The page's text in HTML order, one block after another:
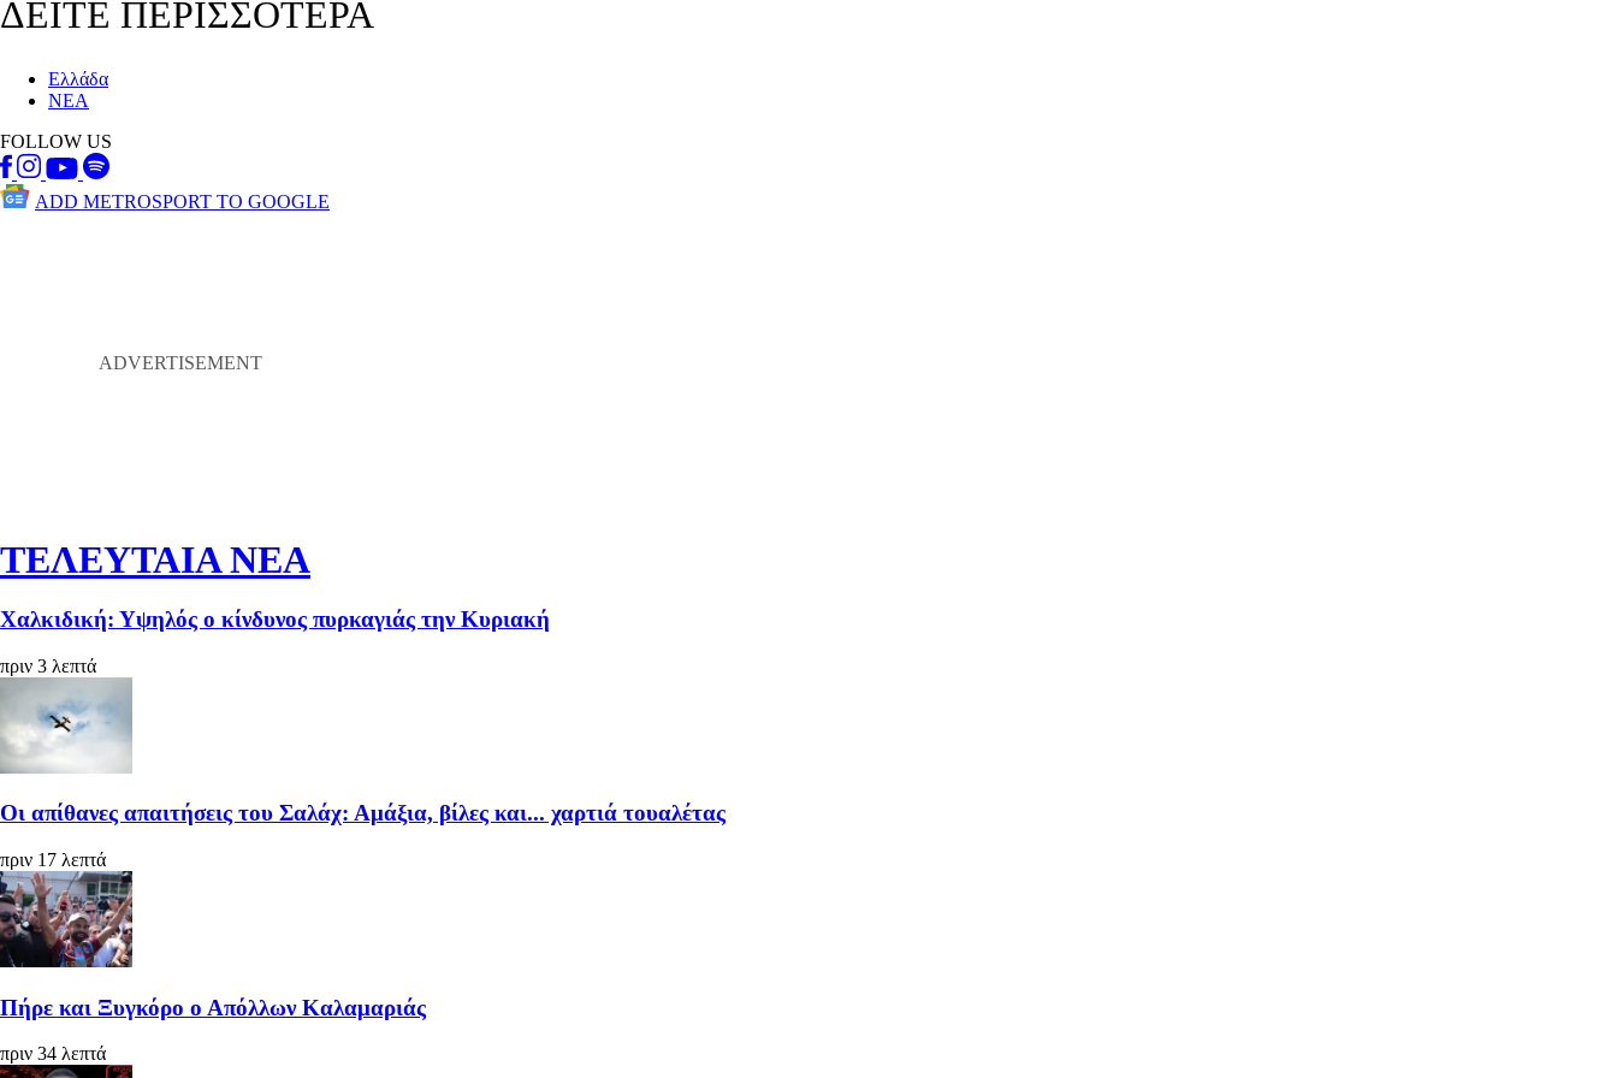
ΔΕΙΤΕ ΠΕΡΙΣΣΟΤΕΡΑ
Ελλάδα
ΝΕΑ
FOLLOW US
ADD METROSPORT TO GOOGLE
ΤΕΛΕΥΤΑΙΑ ΝΕΑ
Χαλκιδική: Υψηλός ο κίνδυνος πυρκαγιάς την Κυριακή
πριν 3 λεπτά
Οι απίθανες απαιτήσεις του Σαλάχ: Αμάξια, βίλες και... χαρτιά τουαλέτας
πριν 17 λεπτά
Πήρε και Ξυγκόρο ο Απόλλων Καλαμαριάς
πριν 34 λεπτά